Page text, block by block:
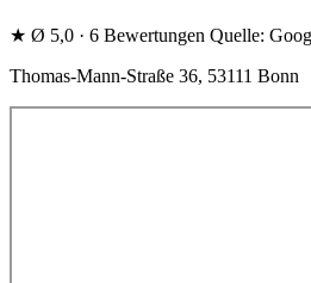
★ Ø 5,0 · 6 Bewertungen Quelle:
Thomas-Mann-Straße 36, 53111 Bonn